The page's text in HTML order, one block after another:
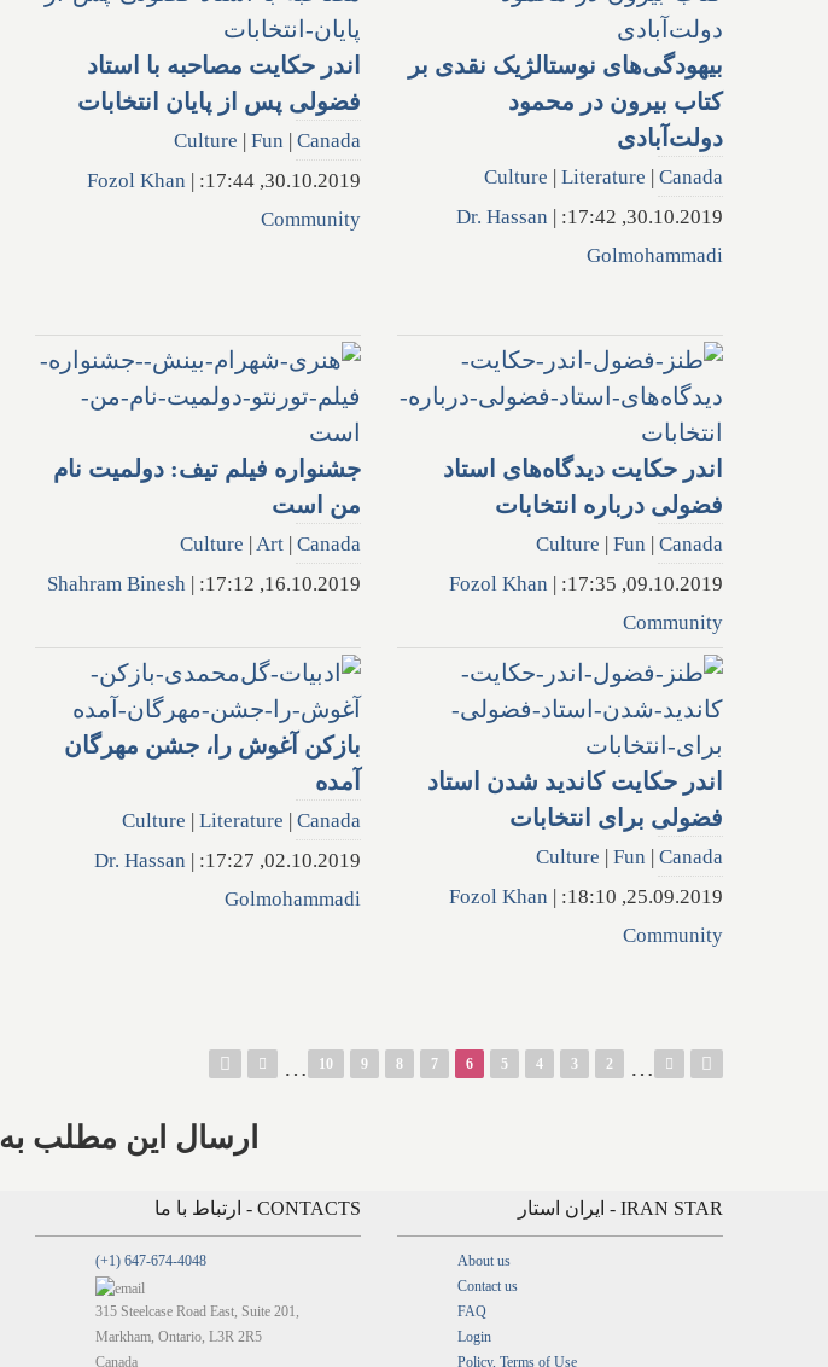
اندر حکایت مصاحبه با استاد
فضولی پس از پایان انتخابات
Culture | Fun | Canada
30.10.2019, 17:44:
|
Fozol Khan
Community
بیهودگی‌های نوستالژیک نقدی بر
کتاب بیرون در محمود
دولت‌آبادی
Culture | Literature | Canada
30.10.2019, 17:42:
|
Dr. Hassan
Golmohammadi
جشنواره فیلم تیف: دولمیت نام
من است
Culture Art Canada
16.10.2019, 17:12:
Shahram Binesh
اندر حکایت دیدگاه‌های استاد
فضولی درباره انتخابات
Culture Fun
Canada
09.10.2019, 17:35:
Fozol Khan
Community
بازکن آغوش را، جشن مهرگان
آمده
Culture Literature
Canada
02.10.2019, 17:27:
Dr. Hassan
Golmohammadi
اندر حکایت کاندید شدن استاد
فضولی برای انتخابات
Culture Fun
Canada
25.09.2019, 18:10:
Fozol Khan
Community
…
2
3
4
5
6
7
8
9
10
…
Share this with: ارسال این مطلب به
CONTACTS - ارتباط با ما
(+1) 647-674-4048
315 Steelcase Road East, Suite 201,
Markham, Ontario, L3R 2R5
Canada
IRAN STAR - ایران استار
About us
Contact us
FAQ
Login
Policy, Terms of Use